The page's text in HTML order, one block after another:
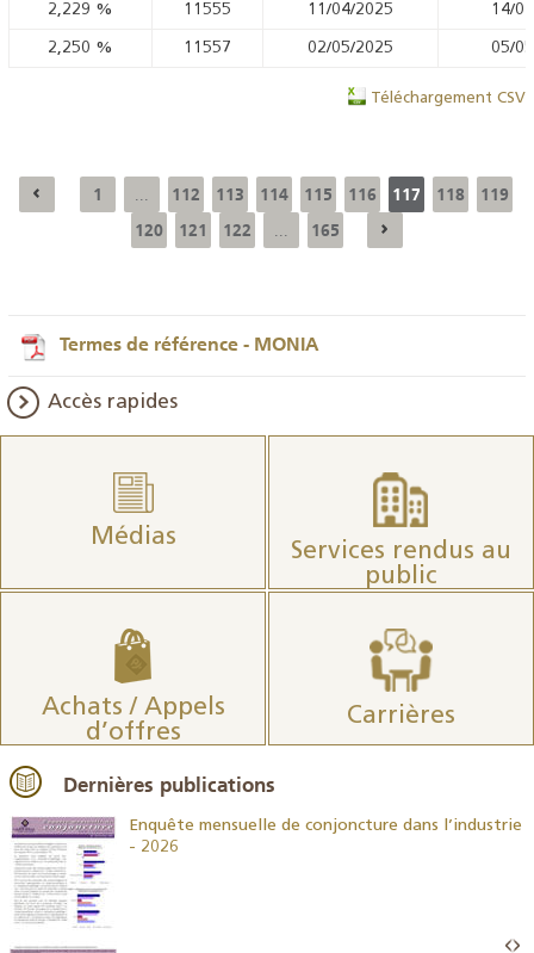
2,229 % 11555 11/04/2025 14/
2,250 % 11557 02/05/2025 05/
Téléchargement CSV
1 112 113 114 115 116 117 118
119
120
121 122 165
Termes de référence - MONIA
Accès rapides
Médias
Services rendus au
public
Achats / Appels
d’offres
Carrières
Dernières publications
Enquête mensuelle de conjoncture dans l’industrie
- 2026